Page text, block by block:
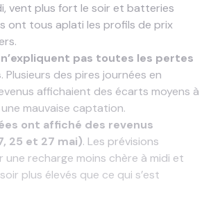
vent plus fort le soir et batteries
ont tous aplati les profils de prix
pas toutes les pertes
. Plusieurs des pires journées en
affichaient des écarts moyens à
une mauvaise captation.
ont affiché des revenus
25 et 27 mai). Les prévisions
une recharge moins chère à midi et
plus élevés que ce qui s’est